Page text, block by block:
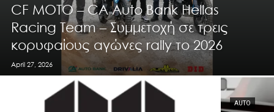
CF MOTO – CA Auto Bank Hellas
Racing Team – Συμμετοχή σε τρεις
κορυφαίους αγώνες rally το 2026
April 27, 2026
AUTO